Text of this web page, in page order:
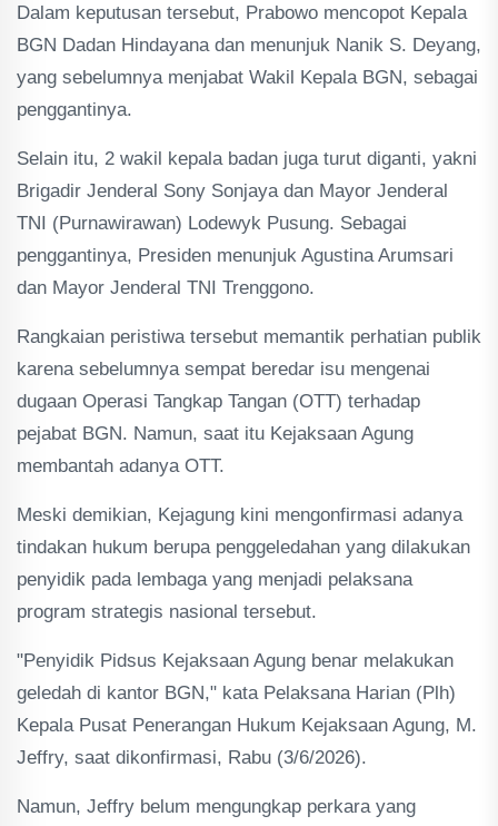
Dalam keputusan tersebut, Prabowo mencopot Kepala
BGN Dadan Hindayana dan menunjuk Nanik S. Deyang,
yang sebelumnya menjabat Wakil Kepala BGN, sebagai
penggantinya.
Selain itu, 2 wakil kepala badan juga turut diganti, yakni
Brigadir Jenderal Sony Sonjaya dan Mayor Jenderal
TNI (Purnawirawan) Lodewyk Pusung. Sebagai
penggantinya, Presiden menunjuk Agustina Arumsari
dan Mayor Jenderal TNI Trenggono.
Rangkaian peristiwa tersebut memantik perhatian publik
karena sebelumnya sempat beredar isu mengenai
dugaan Operasi Tangkap Tangan (OTT) terhadap
pejabat BGN. Namun, saat itu Kejaksaan Agung
membantah adanya OTT.
Meski demikian, Kejagung kini mengonfirmasi adanya
tindakan hukum berupa penggeledahan yang dilakukan
penyidik pada lembaga yang menjadi pelaksana
program strategis nasional tersebut.
"Penyidik Pidsus Kejaksaan Agung benar melakukan
geledah di kantor BGN," kata Pelaksana Harian (Plh)
Kepala Pusat Penerangan Hukum Kejaksaan Agung, M.
Jeffry, saat dikonfirmasi, Rabu (3/6/2026).
Namun, Jeffry belum mengungkap perkara yang